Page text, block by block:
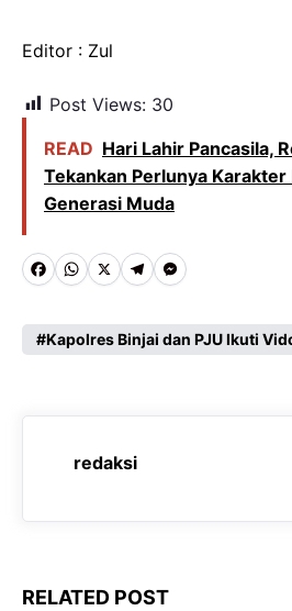
Editor : Zul
Post Views: 30
READ Hari Lahir Pancasila,
Tekankan Perlunya Karakter
Generasi Muda
F
c
b
k
W
a
s
A
p
X T
l
g
r
m
M
s
e
e
Kapolres Binjai dan PJU Ikuti
redaksi
RELATED POST